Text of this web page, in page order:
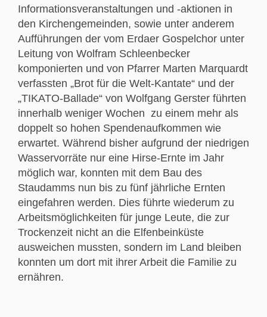
Informationsveranstaltungen und -aktionen in
den Kirchengemeinden, sowie unter anderem
Aufführungen der vom Erdaer Gospelchor unter
Leitung von Wolfram Schleenbecker
komponierten und von Pfarrer Marten Marquardt
verfassten „Brot für die Welt-Kantate“ und der
„TIKATO-Ballade“ von Wolfgang Gerster führten
innerhalb weniger Wochen zu einem mehr als
doppelt so hohen Spendenaufkommen wie
erwartet. Während bisher aufgrund der niedrigen
Wasservorräte nur eine Hirse-Ernte im Jahr
möglich war, konnten mit dem Bau des
Staudamms nun bis zu fünf jährliche Ernten
eingefahren werden. Dies führte wiederum zu
Arbeitsmöglichkeiten für junge Leute, die zur
Trockenzeit nicht an die Elfenbeinküste
ausweichen mussten, sondern im Land bleiben
konnten um dort mit ihrer Arbeit die Familie zu
ernähren.